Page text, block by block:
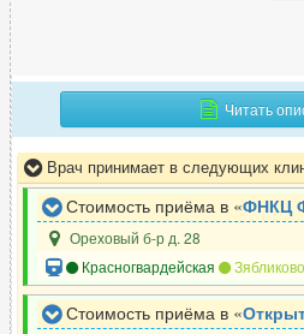
Читать
Врач принимает в следующих
Стоимость приёма в «ФНКЦ
Ореховый б-р д. 28
Красногвардейская
Зябликово
Стоимость приёма в «Открытая